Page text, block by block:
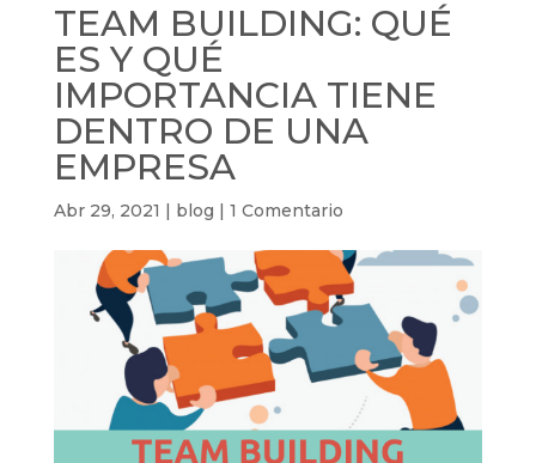
TEAM BUILDING: QUÉ
ES Y QUÉ
IMPORTANCIA TIENE
DENTRO DE UNA
EMPRESA
Abr 29, 2021 | blog | 1 Comentario